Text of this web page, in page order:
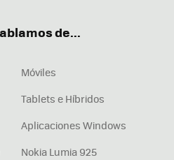
de...
Móviles
Tablets e Híbridos
Aplicaciones Windows
Nokia Lumia 925